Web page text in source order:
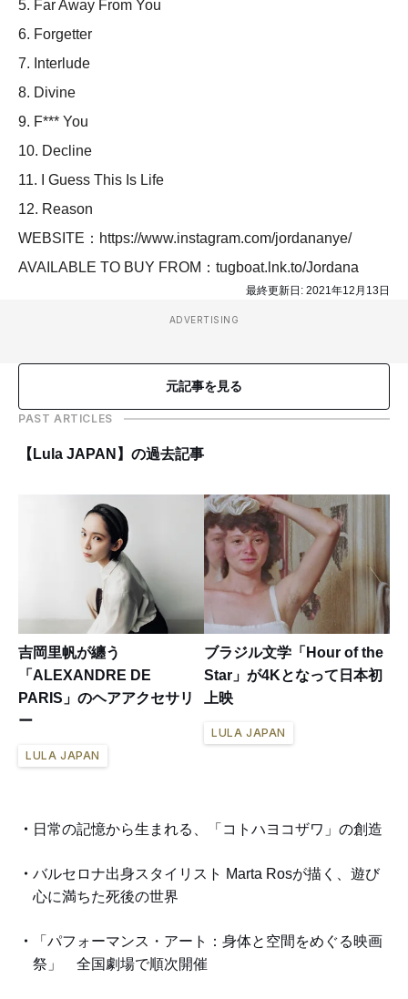
5. Far Away From You
6. Forgetter
7. Interlude
8. Divine
9. F*** You
10. Decline
11. I Guess This Is Life
12. Reason
WEBSITE：https://www.instagram.com/jordananye/
AVAILABLE TO BUY FROM：tugboat.lnk.to/Jordana
最終更新日: 2021年12月13日
ADVERTISING
元記事を見る
PAST ARTICLES
【Lula JAPAN】の過去記事
吉岡里帆が纏う
「ALEXANDRE DE
PARIS」のヘアアクセサリ
ー
LULA JAPAN
ブラジル文学「Hour of the
Star」が4Kとなって日本初
上映
LULA JAPAN
日常の記憶から生まれる、「コトハヨコザワ」の創造
バルセロナ出身スタイリスト Marta Rosが描く、遊び
心に満ちた死後の世界
「パフォーマンス・アート：身体と空間をめぐる映画
祭」 全国劇場で順次開催